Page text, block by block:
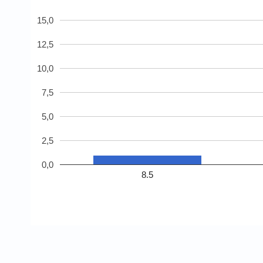
8.5
0,0
2,5
5,0
7,5
10,0
12,5
15,0